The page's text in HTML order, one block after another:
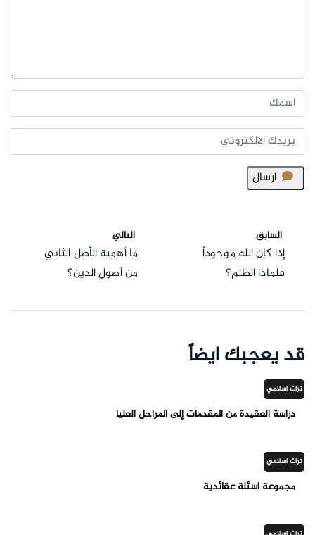
ارسال
السابق
إذا كان الله موجوداً
فلماذا الظلم؟
التالي
ما أهمية الأصل الثاني
من أصول الدين؟
قد يعجبك ايضاً
تراث اسلامي
دراسة العقيدة من المقدمات إلى المراحل العليا
تراث اسلامي
مجموعة أسئلة عقائدية